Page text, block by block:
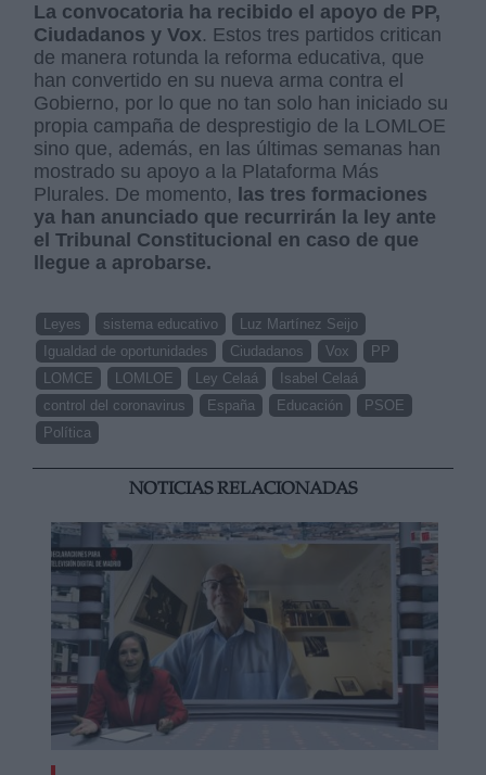
La convocatoria ha recibido el apoyo de PP,
Ciudadanos y Vox. Estos tres partidos critican
de manera rotunda la reforma educativa, que
han convertido en su nueva arma contra el
Gobierno, por lo que no tan solo han iniciado su
propia campaña de desprestigio de la LOMLOE
sino que, además, en las últimas semanas han
mostrado su apoyo a la Plataforma Más
Plurales. De momento,
las tres formaciones
ya han anunciado que recurrirán la ley ante
el Tribunal Constitucional en caso de que
llegue a aprobarse.
Leyes sistema educativo
Luz Martínez Seijo
Igualdad de oportunidades
Ciudadanos Vox
PP
LOMCE
LOMLOE Ley Celaá
Isabel Celaá
control del coronavirus
España Educación
PSOE
Política
NOTICIAS RELACIONADAS